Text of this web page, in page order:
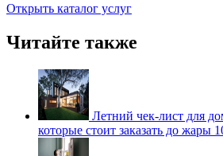
Открыть каталог услуг
Читайте также
Летний чек-лист для
которые стоит заказать до жары